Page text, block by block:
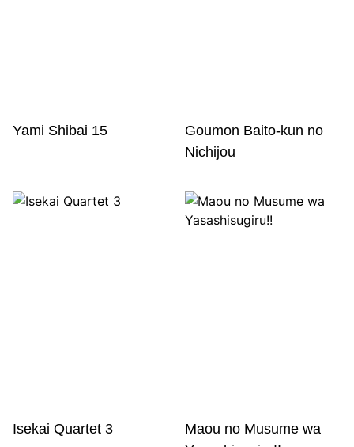
Yami Shibai 15
Goumon Baito-kun no
Nichijou
Isekai Quartet 3
Maou no Musume wa